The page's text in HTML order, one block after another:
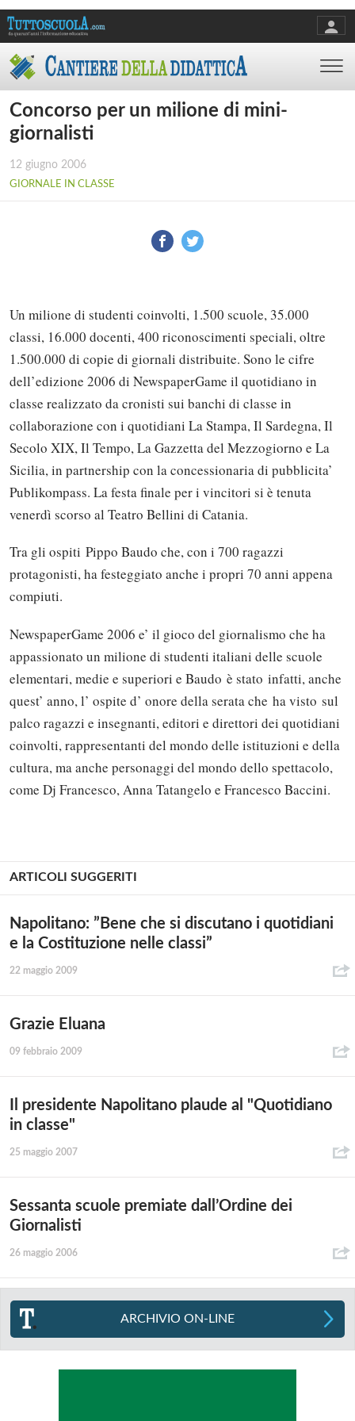
Concorso per un milione di mini-
giornalisti
12 giugno 2006
GIORNALE IN CLASSE
Un milione di studenti coinvolti, 1.500 scuole, 35.000
classi, 16.000 docenti, 400 riconoscimenti speciali, oltre
1.500.000 di copie di giornali distribuite. Sono le cifre
dell’edizione 2006 di NewspaperGame il quotidiano in
classe realizzato da cronisti sui banchi di classe in
collaborazione con i quotidiani La Stampa, Il Sardegna, Il
Secolo XIX, Il Tempo, La Gazzetta del Mezzogiorno e La
Sicilia, in partnership con la concessionaria di pubblicita’
Publikompass. La festa finale per i vincitori si è tenuta
venerdì scorso al Teatro Bellini di Catania.
Tra gli ospiti Pippo Baudo che, con i 700 ragazzi
protagonisti, ha festeggiato anche i propri 70 anni appena
compiuti.
NewspaperGame 2006 e’ il gioco del giornalismo che ha
appassionato un milione di studenti italiani delle scuole
elementari, medie e superiori e Baudo è stato infatti, anche
quest’ anno, l’ ospite d’ onore della serata che ha visto sul
palco ragazzi e insegnanti, editori e direttori dei quotidiani
coinvolti, rappresentanti del mondo delle istituzioni e della
cultura, ma anche personaggi del mondo dello spettacolo,
come Dj Francesco, Anna Tatangelo e Francesco Baccini.
ARTICOLI SUGGERITI
Napolitano: ”Bene che si discutano i quotidiani
e la Costituzione nelle classi”
22 maggio 2009
Grazie Eluana
09 febbraio 2009
Il presidente Napolitano plaude al "Quotidiano
in classe"
25 maggio 2007
Sessanta scuole premiate dall’Ordine dei
Giornalisti
26 maggio 2006
ARCHIVIO ON-LINE